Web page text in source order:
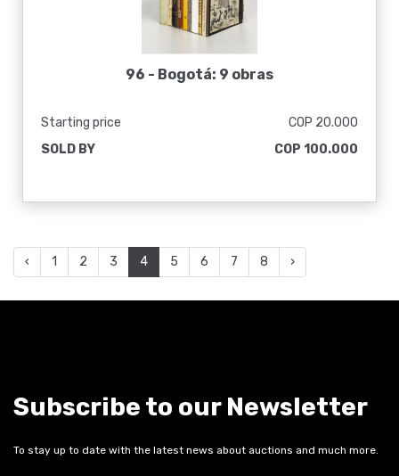
96 - Bogotá: 9 obras
Starting price
COP 20.000
SOLD BY
COP 100.000
‹ 1 2 3 4 5 6 7 8 ›
Subscribe to our Newsletter
To stay up to date with the latest news about auctions and much more.